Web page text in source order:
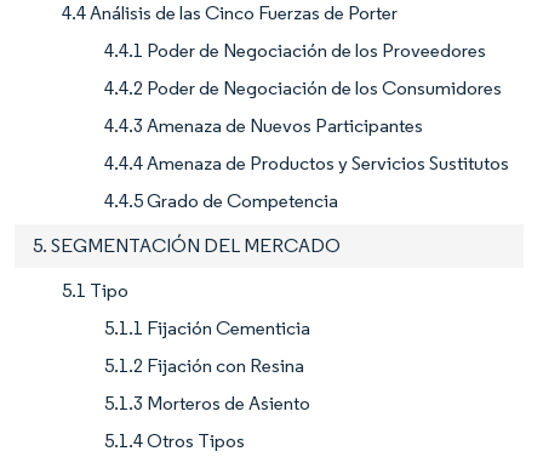
4.4 Análisis de las Cinco Fuerzas de Porter
4.4.1 Poder de Negociación de los Proveedores
4.4.2 Poder de Negociación de los Consumidores
4.4.3 Amenaza de Nuevos Participantes
4.4.4 Amenaza de Productos y Servicios Sustitutos
4.4.5 Grado de Competencia
5. SEGMENTACIÓN DEL MERCADO
5.1 Tipo
5.1.1 Fijación Cementicia
5.1.2 Fijación con Resina
5.1.3 Morteros de Asiento
5.1.4 Otros Tipos